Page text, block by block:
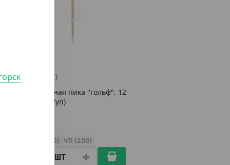
(378 /ШТ)
Декоративная пика "гольф", 12
см (100 шт/уп)
КОР (60) УП (100)